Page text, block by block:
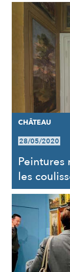
CHÂTEAU
28/05/2020
Peintures
les